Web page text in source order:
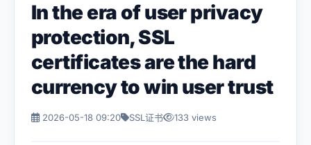
Installation Guide
SSL Tools
In the era of user privacy
protection, SSL
certificates are the hard
currency to win user trust
2026-05-18 09:20 SSL证书 133 views